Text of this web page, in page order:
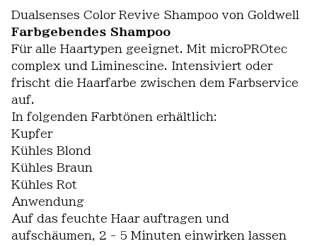
Dualsenses Color Revive Shampoo von Goldwell
Farbgebendes Shampoo
Für alle Haartypen geeignet. Mit microPROtec
complex und Liminescine. Intensiviert oder
frischt die Haarfarbe zwischen dem Farbservice
auf.
In folgenden Farbtönen erhältlich:
Kupfer
Kühles Blond
Kühles Braun
Kühles Rot
Anwendung
Auf das feuchte Haar auftragen und
aufschäumen, 2 - 5 Minuten einwirken lassen